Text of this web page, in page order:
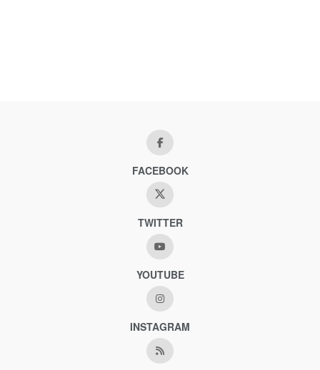
FACEBOOK
TWITTER
YOUTUBE
INSTAGRAM